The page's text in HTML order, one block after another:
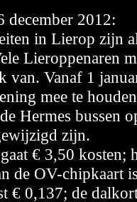
december 2012:
in Lierop zijn
Lieroppenaren
van. Vanaf 1
mee te
Hermes bussen
zijn.
€ 3,50 kosten;
de OV-chipkaart
€ 0,137; de